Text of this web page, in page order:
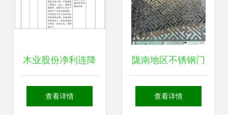
木业股份净利连降
2年 实控人兼任客
查看详情
陇南地区不锈钢门
套钛金镜面定制与
查看详情